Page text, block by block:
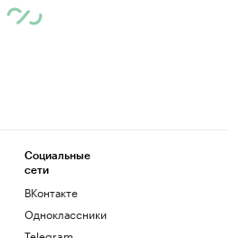
Социальные
сети
ВКонтакте
Одноклассники